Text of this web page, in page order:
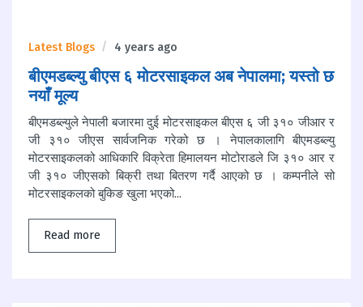
Latest Blogs 4 years ago
बीएमडब्ल्यु बीएस ६ मोटरसाइकल अब नेपालमा; यस्तो छ
नयाँ मूल्य
बीएमडब्ल्युले नेपाली बजारमा दुई मोटरसाइकल बीएस ६ जी ३१० जीआर र
जी ३१० जीएस सार्वजनिक गरेको छ । नेपालकालागि बीएमडब्ल्यु
मोटरसाइकलको आधिकारि विक्रेता हिमालयन मोटोराडले जि ३१० आर र
जी ३१० जीएसको बिक्री तथा बितरण गर्दै आएको छ । कम्पनीले सो
मोटरसाइकलको बुकिङ खुला भएको...
Read more